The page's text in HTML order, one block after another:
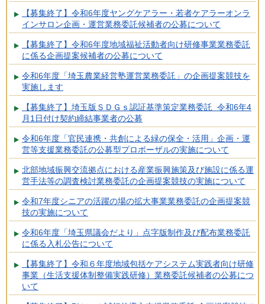
【募集終了】令和6年度ヤングケアラー・若者ケアラーオンラ
インサロン企画・運営業務委託候補者の公募について
【募集終了】令和6年度地域福祉活動者向け研修事業業務委託
に係る企画提案候補者の公募について
令和6年度「埼玉農業経営塾運営業務委託」の企画提案競技を
実施します
【募集終了】埼玉版ＳＤＧｓ認証基準策定業務委託 令和6年4
月1日付け契約締結事業者の公募
令和6年度「官民連携・共創による緑の保全・活用」企画・運
営等支援業務委託の公募型プロポーザルの実施について
北部地域振興交流拠点における産業振興施策及び施設に係る運
営手法等の調査検討業務委託の企画提案競技の実施について
令和7年度シニアの活躍の場の拡大事業業務委託の企画提案競
技の実施について
令和6年度「埼玉県議会だより」点字版制作及び配布業務委託
に係る入札公告について
【募集終了】令和６年度地域包括ケアシステム実践者向け研修
事業（生活支援体制整備実践研修）業務委託候補者の公募につ
いて